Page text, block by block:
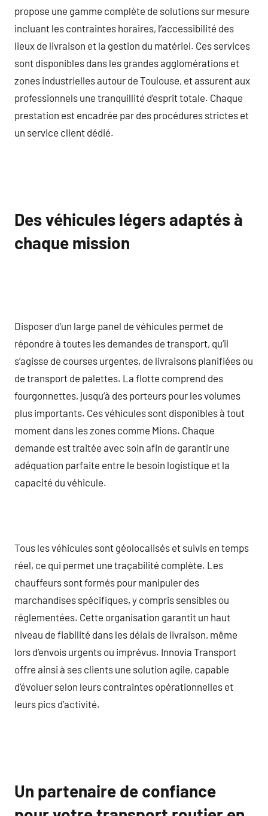
propose une gamme complète de solutions sur mesure
incluant les contraintes horaires, l’accessibilité des
lieux de livraison et la gestion du matériel. Ces services
sont disponibles dans les grandes agglomérations et
zones industrielles autour de Toulouse, et assurent aux
professionnels une tranquillité d’esprit totale. Chaque
prestation est encadrée par des procédures strictes et
un service client dédié.
Des véhicules légers adaptés à
chaque mission
Disposer d’un large panel de véhicules permet de
répondre à toutes les demandes de transport, qu’il
s’agisse de courses urgentes, de livraisons planifiées ou
de transport de palettes. La flotte comprend des
fourgonnettes, jusqu’à des porteurs pour les volumes
plus importants. Ces véhicules sont disponibles à tout
moment dans les zones comme Mions. Chaque
demande est traitée avec soin afin de garantir une
adéquation parfaite entre le besoin logistique et la
capacité du véhicule.
Tous les véhicules sont géolocalisés et suivis en temps
réel, ce qui permet une traçabilité complète. Les
chauffeurs sont formés pour manipuler des
marchandises spécifiques, y compris sensibles ou
réglementées. Cette organisation garantit un haut
niveau de fiabilité dans les délais de livraison, même
lors d’envois urgents ou imprévus. Innovia Transport
offre ainsi à ses clients une solution agile, capable
d’évoluer selon leurs contraintes opérationnelles et
leurs pics d’activité.
Un partenaire de confiance